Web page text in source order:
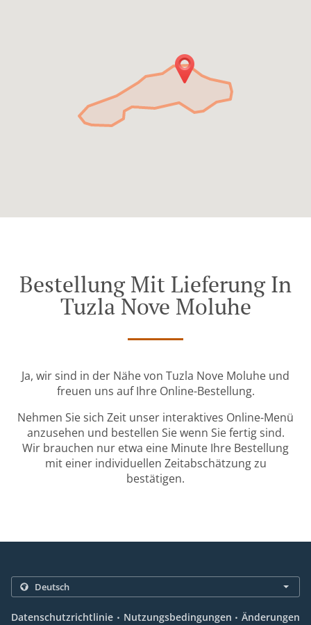
Bestellung Mit Lieferung In
Tuzla Nove Moluhe
Ja, wir sind in der Nähe von Tuzla Nove Moluhe und
freuen uns auf Ihre Online-Bestellung.
Nehmen Sie sich Zeit unser interaktives Online-Menü
anzusehen und bestellen Sie wenn Sie fertig sind.
Wir brauchen nur etwa eine Minute Ihre Bestellung
mit einer individuellen Zeitabschätzung zu
bestätigen.
Datenschutzrichtlinie . Nutzungsbedingungen . Änderungen